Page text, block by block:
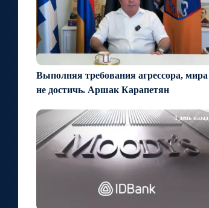
Выполняя требования агрессора, мира
не достичь. Аршак Карапетян
1 день назад